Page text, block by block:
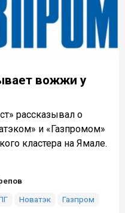
вожжи у
рассказывал о
и «Газпромом»
кластера на Ямале.
Новатэк Газпром